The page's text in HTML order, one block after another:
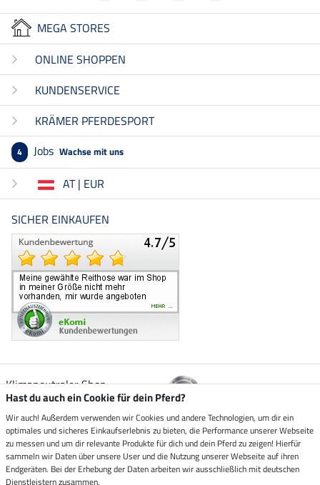
MEGA STORES
ONLINE SHOPPEN
KUNDENSERVICE
KRÄMER PFERDESPORT
4 Jobs Wachse mit uns
AT | EUR
SICHER EINKAUFEN
Klimaneutraler Shop
Zustellung durch
Sicher bezahlen mit
Hast du auch ein Cookie für dein Pferd?
Wir auch! Außerdem verwenden wir Cookies und andere Technologien, um dir ein
optimales und sicheres Einkaufserlebnis zu bieten, die Performance unserer Webseite
zu messen und um dir relevante Produkte für dich und dein Pferd zu zeigen! Hierfür
sammeln wir Daten über unsere User und die Nutzung unserer Webseite auf ihren
Endgeräten. Bei der Erhebung der Daten arbeiten wir ausschließlich mit deutschen
Dienstleistern zusammen.